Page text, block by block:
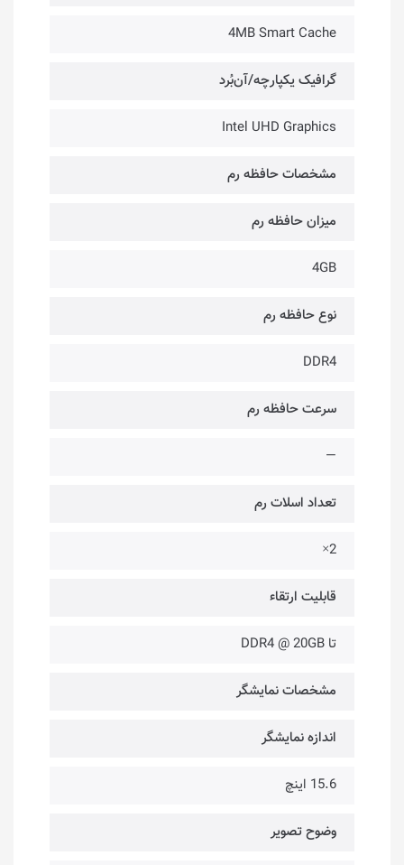
4MB Smart Cache
گرافیک یکپارچه/آن‌بُرد
Intel UHD Graphics
مشخصات حافظه رم
میزان حافظه رم
4GB
نوع حافظه رم
DDR4
سرعت حافظه رم
—
تعداد اسلات رم
2×
قابلیت ارتقاء
تا DDR4 @ 20GB
مشخصات نمایشگر
اندازه نمایشگر
15.6 اینچ
وضوح تصویر